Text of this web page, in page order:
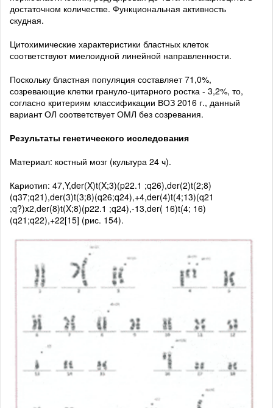
достаточном количестве. Функциональная активность
скудная.
Цитохимические характеристики бластных клеток
соответствуют миелоидной линейной направленности.
Поскольку бластная популяция составляет 71,0%,
созревающие клетки грануло-цитарного ростка - 3,2%, то,
согласно критериям классификации ВОЗ 2016 г., данный
вариант ОЛ соответствует ОМЛ без созревания.
Результаты генетического исследования
Материал: костный мозг (культура 24 ч).
Кариотип: 47,Y,der(X)t(X;3)(p22.1 ;q26),der(2)t(2;8)
(q37;q21),der(3)t(3;8)(q26;q24),+4,der(4)t(4;13)(q21
;q?)x2,der(8)t(X;8)(p22.1 ;q24),-13,der( 16)t(4; 16)
(q21;q22),+22[15] (рис. 154).